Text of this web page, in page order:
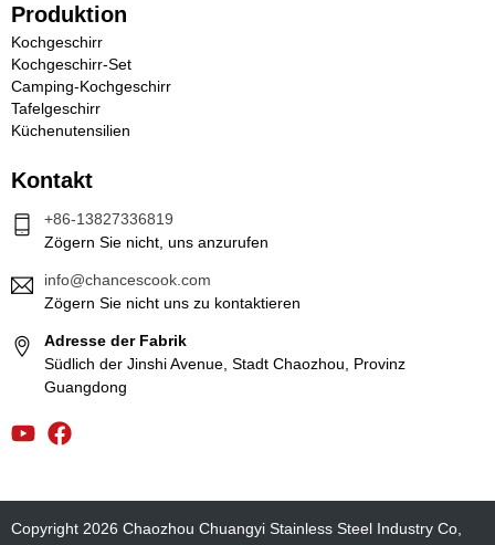
Produktion
Kochgeschirr
Kochgeschirr-Set
Camping-Kochgeschirr
Tafelgeschirr
Küchenutensilien
Kontakt
+86-13827336819
Zögern Sie nicht, uns anzurufen
info@chancescook.com
Zögern Sie nicht uns zu kontaktieren
Adresse der Fabrik
Südlich der Jinshi Avenue, Stadt Chaozhou, Provinz
Guangdong
Copyright 2026 Chaozhou Chuangyi Stainless Steel Industry Co,